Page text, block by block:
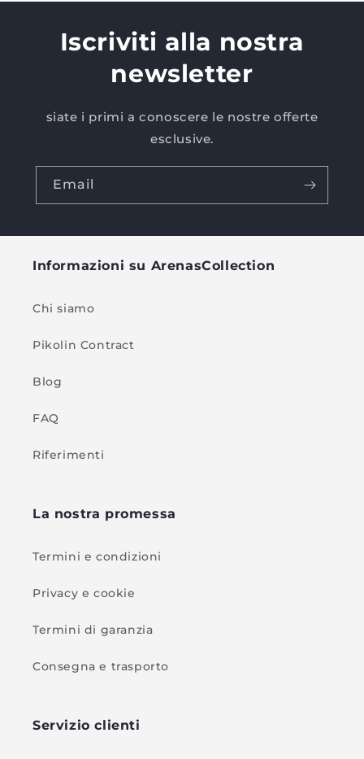
Iscriviti alla nostra
newsletter
siate i primi a conoscere le nostre offerte
esclusive.
Email
Informazioni su ArenasCollection
Chi siamo
Pikolin Contract
Blog
FAQ
Riferimenti
La nostra promessa
Termini e condizioni
Privacy e cookie
Termini di garanzia
Consegna e trasporto
Servizio clienti